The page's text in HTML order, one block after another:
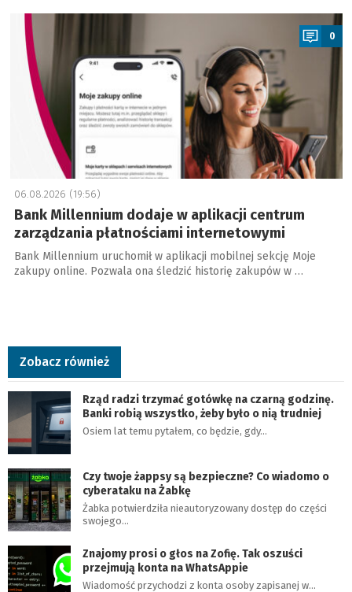
0
06.08.2026 (19:56)
Bank Millennium dodaje w aplikacji centrum
zarządzania płatnościami internetowymi
Bank Millennium uruchomił w aplikacji mobilnej sekcję Moje
zakupy online. Pozwala ona śledzić historię zakupów w …
Zobacz również
Rząd radzi trzymać gotówkę na czarną godzinę.
Banki robią wszystko, żeby było o nią trudniej
Osiem lat temu pytałem, co będzie, gdy…
Czy twoje żappsy są bezpieczne? Co wiadomo o
cyberataku na Żabkę
Żabka potwierdziła nieautoryzowany dostęp do części
swojego…
Znajomy prosi o głos na Zofię. Tak oszuści
przejmują konta na WhatsAppie
Wiadomość przychodzi z konta osoby zapisanej w…